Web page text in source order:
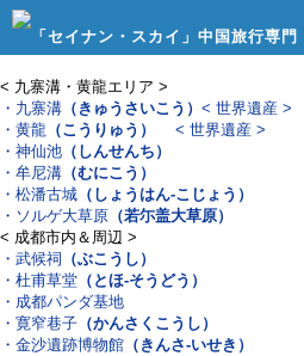
< 九寨溝・黄龍エリア >
・九寨溝 （きゅうさいこう） < 世界遺産 >
・黄龍 （こうりゅう）
< 世界遺産 >
・神仙池 （しんせんち）
・牟尼溝 （むにこう）
・松潘古城 （しょうはん-こじょう）
・ソルゲ大草原 （若尓盖大草原）
< 成都市内＆周辺 >
・武候祠
（ぶこうし）
・杜甫草堂 （とほ-そうどう）
・成都パンダ基地
・寛窄巷子 （かんさくこうし）
・金沙遺跡博物館 （きんさ-いせき）